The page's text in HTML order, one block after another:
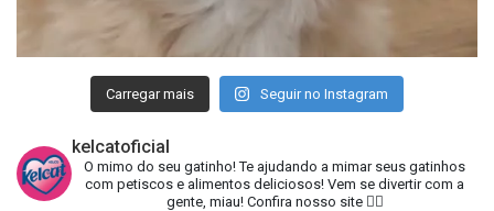
Carregar mais Seguir no Instagram
kelcatoficial
O mimo do seu gatinho!Te ajudando a mimar seus gatinhos
com petiscos e alimentos deliciosos! Vem se divertir com a
gente, miau!Confira nosso site 👇🏻